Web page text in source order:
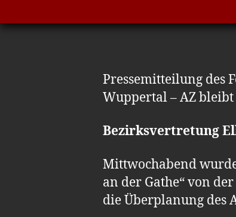
Pressemitteilung des
Wuppertal – AZ bleibt
Bezirksvertretung
Mittwochabend
an der Gathe“ von
die Überplanung des